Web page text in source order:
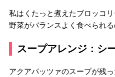
私はくたっと煮えたブロッコ
野菜がバランスよく食べられる
スープアレンジ：シ
アクアパッツァのスープが残